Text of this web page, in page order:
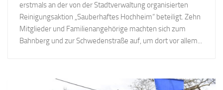
erstmals an der von der Stadtverwaltung organisierten
Reinigungsaktion „Sauberhaftes Hochheim“ beteiligt. Zehn
Mitglieder und Familienangehörige machten sich zum
Bahnberg und zur Schwedenstraße auf, um dort vor allem...